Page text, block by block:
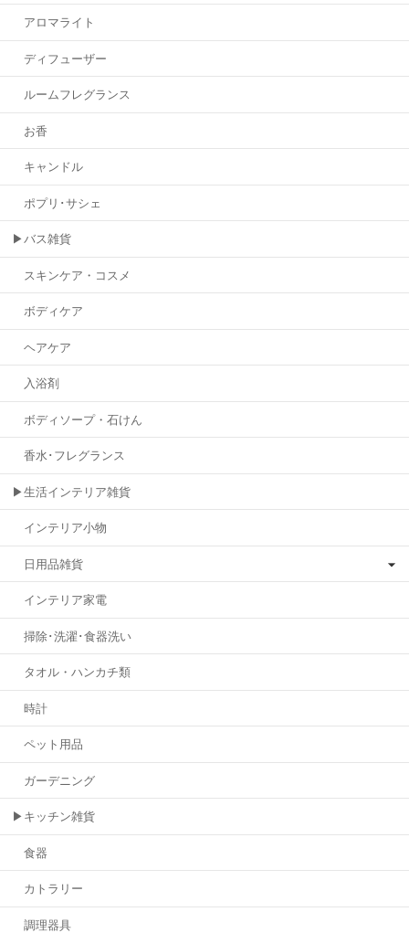
アロマライト
ディフューザー
ルームフレグランス
お香
キャンドル
ポプリ･サシェ
▶バス雑貨
スキンケア・コスメ
ボディケア
ヘアケア
入浴剤
ボディソープ・石けん
香水･フレグランス
▶生活インテリア雑貨
インテリア小物
日用品雑貨
インテリア家電
掃除･洗濯･食器洗い
タオル・ハンカチ類
時計
ペット用品
ガーデニング
▶キッチン雑貨
食器
カトラリー
調理器具